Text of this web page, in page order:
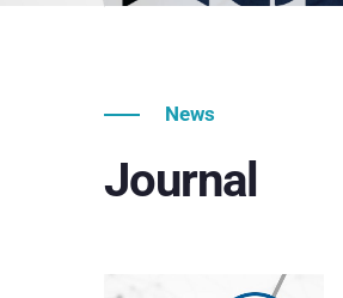
News
Journal